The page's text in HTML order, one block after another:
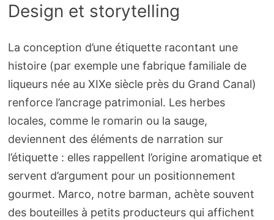
Design et storytelling
La conception d’une étiquette racontant une
histoire (par exemple une fabrique familiale de
liqueurs née au XIXe siècle près du Grand Canal)
renforce l’ancrage patrimonial. Les herbes
locales, comme le romarin ou la sauge,
deviennent des éléments de narration sur
l’étiquette : elles rappellent l’origine aromatique et
servent d’argument pour un positionnement
gourmet. Marco, notre barman, achète souvent
des bouteilles à petits producteurs qui affichent